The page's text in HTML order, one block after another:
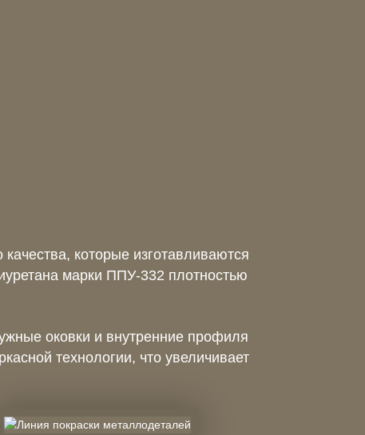
которые изготавливаются
марки ППУ-332 плотностью
оковки и внутренние профиля
технологии, что увеличивает